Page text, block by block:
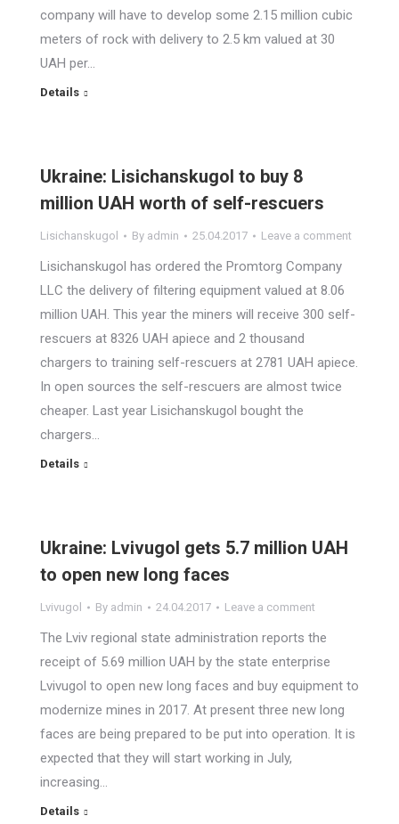
company will have to develop some 2.15 million cubic
meters of rock with delivery to 2.5 km valued at 30
UAH per…
Details
Ukraine: Lisichanskugol to buy 8
million UAH worth of self-rescuers
Lisichanskugol By admin 25.04.2017 Leave a comment
Lisichanskugol has ordered the Promtorg Company
LLC the delivery of filtering equipment valued at 8.06
million UAH. This year the miners will receive 300 self-
rescuers at 8326 UAH apiece and 2 thousand
chargers to training self-rescuers at 2781 UAH apiece.
In open sources the self-rescuers are almost twice
cheaper. Last year Lisichanskugol bought the
chargers…
Details
Ukraine: Lvivugol gets 5.7 million UAH
to open new long faces
Lvivugol By admin 24.04.2017 Leave a comment
The Lviv regional state administration reports the
receipt of 5.69 million UAH by the state enterprise
Lvivugol to open new long faces and buy equipment to
modernize mines in 2017. At present three new long
faces are being prepared to be put into operation. It is
expected that they will start working in July,
increasing…
Details